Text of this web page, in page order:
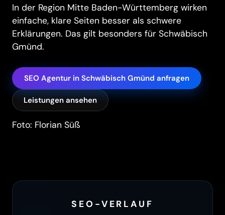
In der Region Mitte Baden-Württemberg wirken
einfache, klare Seiten besser als schwere
Erklärungen. Das gilt besonders für Schwäbisch
Gmünd.
SEO Agentur in Schwäbisch Gmünd anfragen
Leistungen ansehen
Foto: Florian Süß
SEO-VERLAUF